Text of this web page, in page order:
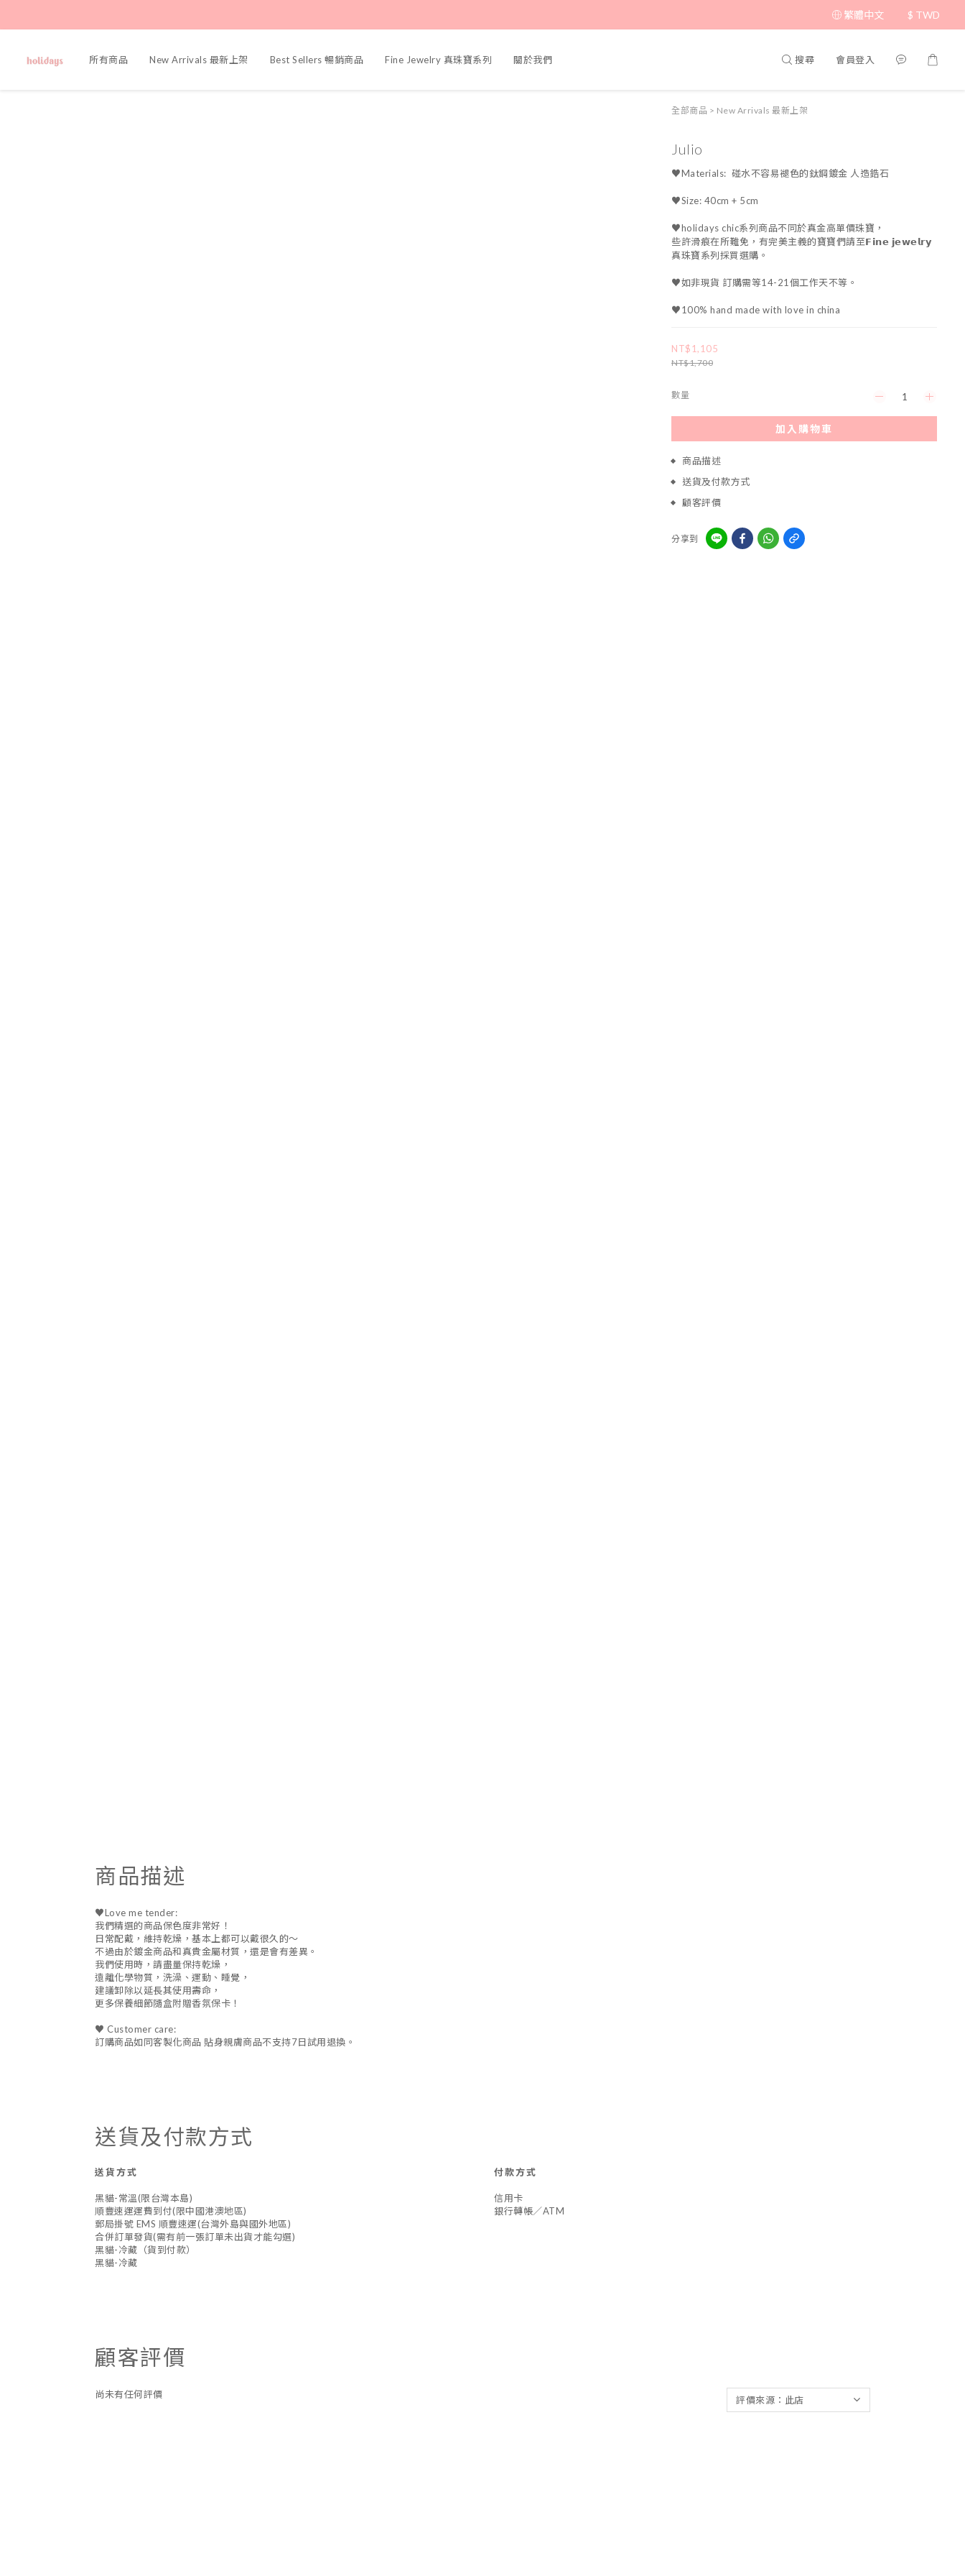
繁體中文 $ TWD
所有商品 New Arrivals 最新上架 Best Sellers 暢銷商品 Fine Jewelry 真珠寶系列 關於我們 搜尋 會員登入
全部商品 > New Arrivals 最新上架
Julio
♥Materials:  碰水不容易褪色的鈦鋼鍍金 人造鋯石
♥Size: 40cm + 5cm
♥holidays chic系列商品不同於真金高單價珠寶，
些許滑痕在所難免，有完美主義的寶寶們請至𝗙𝗶𝗻𝗲 𝗷𝗲𝘄𝗲𝗹𝗿𝘆
真珠寶系列採買選購。
♥如非現貨 訂購需等14-21個工作天不等。
♥100% hand made with love in china
NT$1,105
NT$1,700
數量
加入購物車
商品描述
送貨及付款方式
顧客評價
分享到
商品描述
♥Love me tender:
我們精選的商品保色度非常好！
日常配戴，維持乾燥，基本上都可以戴很久的～
不過由於鍍金商品和真貴金屬材質，還是會有差異。
我們使用時，請盡量保持乾燥，
遠離化學物質，洗澡、運動、睡覺，
建議卸除以延長其使用壽命，
更多保養細節隨盒附贈香氛保卡！
♥ Customer care:
訂購商品如同客製化商品 貼身親膚商品不支持7日試用退換。
送貨及付款方式
送貨方式
黑貓-常溫(限台灣本島)
順豐速運運費到付(限中國港澳地區)
郵局掛號 EMS 順豐速運(台灣外島與國外地區)
合併訂單發貨(需有前一張訂單未出貨才能勾選)
黑貓-冷藏（貨到付款）
黑貓-冷藏
付款方式
信用卡
銀行轉帳／ATM
顧客評價
尚未有任何評價